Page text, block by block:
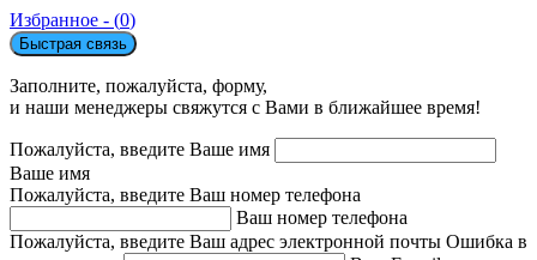
Избранное - (0)
Быстрая связь
Заполните, пожалуйста, форму,
и наши менеджеры свяжутся с Вами в ближайшее время!
Пожалуйста, введите Ваше имя
Ваше имя
Пожалуйста, введите Ваш номер телефона
Ваш номер телефона
Пожалуйста, введите Ваш адрес электронной почты Ошибка в